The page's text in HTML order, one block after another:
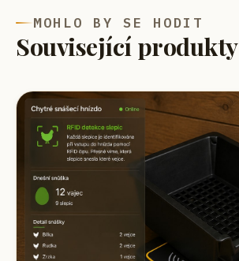
MOHLO BY SE HODIT
Související produkty